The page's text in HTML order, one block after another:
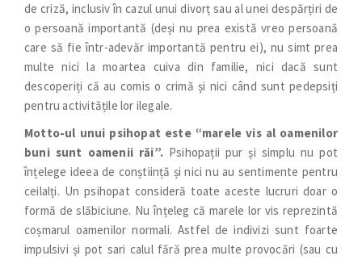
de criză, inclusiv în cazul unui divorț sau al unei despărțiri de
o persoană importantă (deși nu prea există vreo persoană
care să fie într-adevăr importantă pentru ei), nu simt prea
multe nici la moartea cuiva din familie, nici dacă sunt
descoperiți că au comis o crimă și nici când sunt pedepsiți
pentru activitățile lor ilegale.
Motto-ul unui psihopat este “marele vis al oamenilor
buni sunt oamenii răi”.Psihopații pur și simplu nu pot
înțelege ideea de conștiință și nici nu au sentimente pentru
ceilalți. Un psihopat consideră toate aceste lucruri doar o
formă de slăbiciune. Nu înțeleg că marele lor vis reprezintă
coșmarul oamenilor normali. Astfel de indivizi sunt foarte
impulsivi și pot sari calul fără prea multe provocări (sau cu